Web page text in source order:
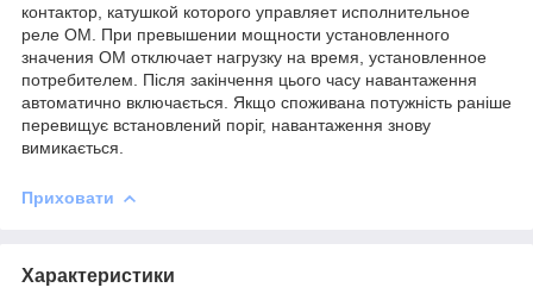
контактор, катушкой которого управляет исполнительное
реле ОМ. При превышении мощности установленного
значения ОМ отключает нагрузку на время, установленное
потребителем. Після закінчення цього часу навантаження
автоматично включається. Якщо споживана потужність раніше
перевищує встановлений поріг, навантаження знову
вимикається.
Приховати
Характеристики